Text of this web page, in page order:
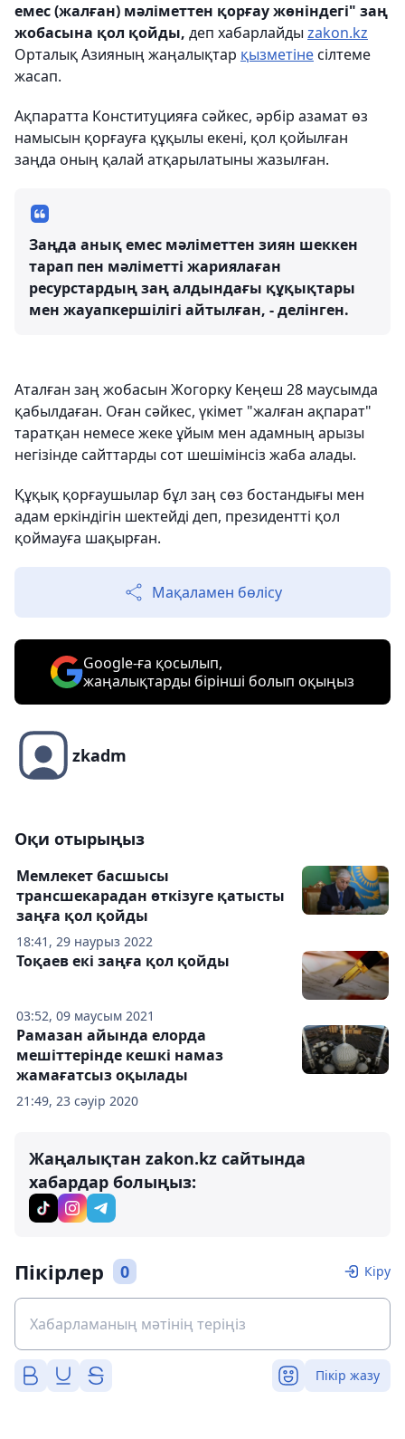
емес (жалған) мәліметтен қорғау жөніндегі" заң
жобасына қол қойды, деп хабарлайды zakon.kz
Орталық Азияның жаңалықтар қызметінесілтеме
жасап.
Ақпаратта Конституцияға сәйкес, әрбір азамат өз
намысын қорғауға құқылы екені, қол қойылған
заңда оның қалай атқарылатыны жазылған.
Заңда анық емес мәліметтен зиян шеккен
тарап пен мәліметті жариялаған
ресурстардың заң алдындағы құқықтары
мен жауапкершілігі айтылған, - делінген.
Аталған заң жобасын Жогорку Кеңеш 28 маусымда
қабылдаған. Оған сәйкес, үкімет "жалған ақпарат"
таратқан немесе жеке ұйым мен адамның арызы
негізінде сайттарды сот шешімінсіз жаба алады.
Құқық қорғаушылар бұл заң сөз бостандығы мен
адам еркіндігін шектейді деп, президентті қол
қоймауға шақырған.
Мақаламен бөлісу
Google-ға қосылып,
жаңалықтарды бірінші болып оқыңыз
zkadm
Оқи отырыңыз
18:41, 29 наурыз 2022
Мемлекет басшысы
трансшекарадан өткізуге қатысты
заңға қол қойды
03:52, 09 маусым 2021
Тоқаев екі заңға қол қойды
21:49, 23 сәуір 2020
Рамазан айында елорда
мешіттерінде кешкі намаз
жамағатсыз оқылады
Жаңалықтан zakon.kz сайтында
хабардар болыңыз:
Пікірлер 0 Кіру
Пікір жазу